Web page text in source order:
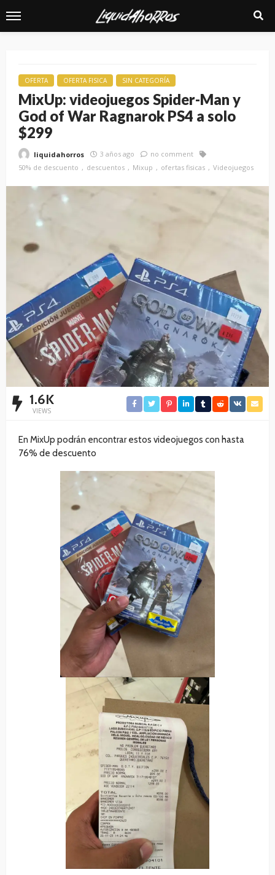
OFERTA OFERTA FISICA SIN CATEGORÍA
MixUp: videojuegos Spider-Man y
God of War Ragnarok PS4 a solo
$299
liquidahorros 3 años ago
no comment
50% de descuento
descuentos Mixup ofertas fisicas Videojuegos
1.6K
VIEWS
En MixUp podrán encontrar estos videojuegos con hasta
76% de descuento